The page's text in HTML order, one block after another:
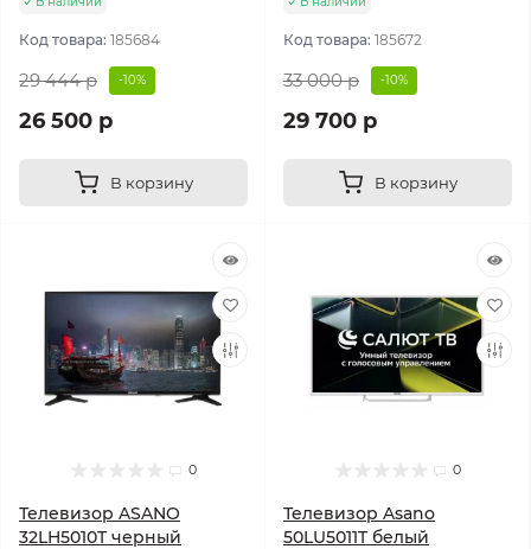
Код товара: 185684
29 444 р -10%
26 500 р
В корзину
Код товара: 185672
33 000 р -10%
29 700 р
В корзину
0
Телевизор ASANO
32LH5010T черный
0
Телевизор Asano
50LU5011T белый